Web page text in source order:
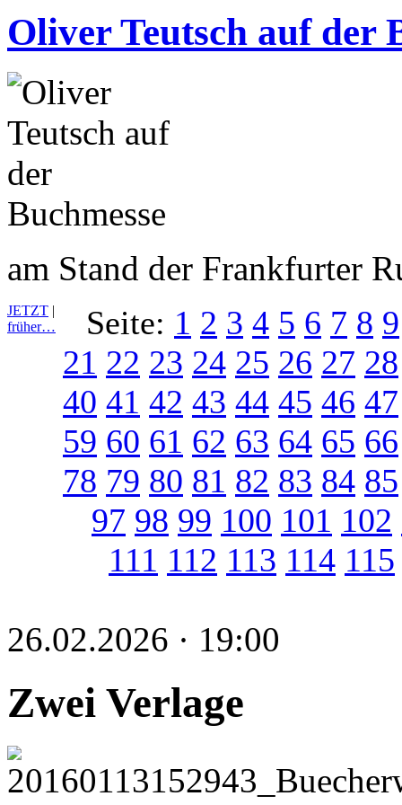
Oliver Teutsch auf der
am Stand der Frankfurter
JETZT |
früher…
Seite: 1 2 3 4 5 6 7 8 9
21 22 23 24 25 26 27 28
40 41 42 43 44 45 46 47
59 60 61 62 63 64 65 66
78 79 80 81 82 83 84 85
97 98 99 100 101 102
111 112 113 114 115
26.02.2026 · 19:00
Zwei Verlage